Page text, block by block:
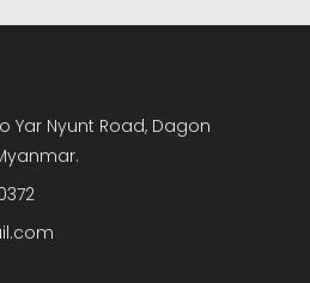
Yar Nyunt Road, Dagon